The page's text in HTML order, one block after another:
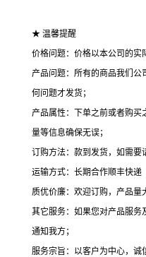
★ 温馨提醒
价格问题：价格以本公司的实
产品问题：所有的商品我们公
何问题才发货；
产品属性：下单之前或者购买
量等信息确保无误；
订购方法：款到发货，如需要
运输方式：长期合作顺丰快递
质优价廉：欢迎订购，产品量
其它服务：如果您对产品服务
通知我方；
服务宗旨：以客户为中心，诚